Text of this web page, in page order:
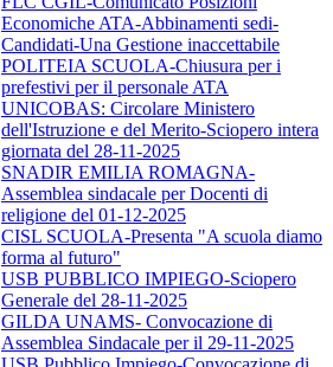
Economiche ATA-Abbinamenti sedi-
Candidati-Una Gestione inaccettabile
POLITEIA SCUOLA-Chiusura per i
prefestivi per il personale ATA
UNICOBAS: Circolare Ministero
dell'Istruzione e del Merito-Sciopero intera
giornata del 28-11-2025
SNADIR EMILIA ROMAGNA-
Assemblea sindacale per Docenti di
religione del 01-12-2025
CISL SCUOLA-Presenta "A scuola diamo
forma al futuro"
USB PUBBLICO IMPIEGO-Sciopero
Generale del 28-11-2025
GILDA UNAMS- Convocazione di
Assemblea Sindacale per il 29-11-2025